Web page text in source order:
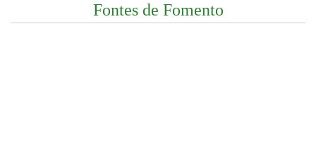
Fontes de Fomento